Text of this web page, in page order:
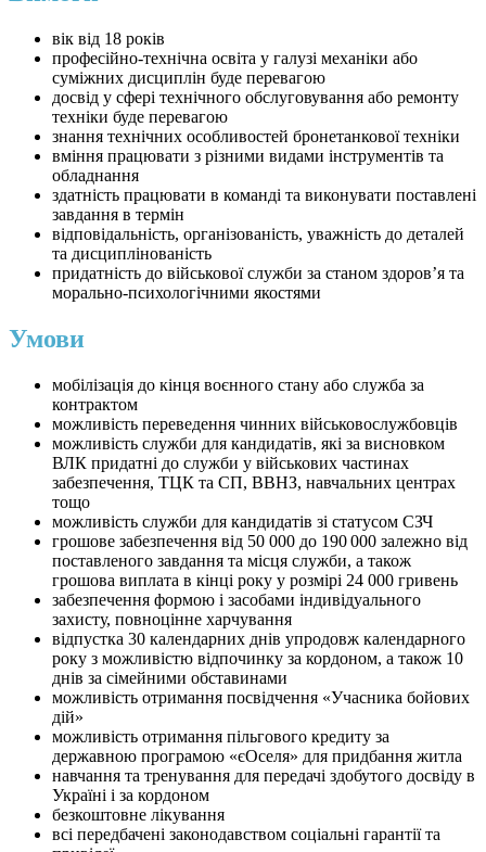
вік від 18 років
професійно-технічна освіта у галузі механіки або
суміжних дисциплін буде перевагою
досвід у сфері технічного обслуговування або ремонту
техніки буде перевагою
знання технічних особливостей бронетанкової техніки
вміння працювати з різними видами інструментів та
обладнання
здатність працювати в команді та виконувати поставлені
завдання в термін
відповідальність, організованість, уважність до деталей
та дисциплінованість
придатність до військової служби за станом здоров’я та
морально-психологічними якостями
Умови
мобілізація до кінця воєнного стану або служба за
контрактом
можливість переведення чинних військовослужбовців
можливість служби для кандидатів, які за висновком
ВЛК придатні до служби у військових частинах
забезпечення, ТЦК та СП, ВВНЗ, навчальних центрах
тощо
можливість служби для кандидатів зі статусом СЗЧ
грошове забезпечення від 50 000 до 190 000 залежно від
поставленого завдання та місця служби, а також
грошова виплата в кінці року у розмірі 24 000 гривень
забезпечення формою і засобами індивідуального
захисту, повноцінне харчування
відпустка 30 календарних днів упродовж календарного
року з можливістю відпочинку за кордоном, а також 10
днів за сімейними обставинами
можливість отримання посвідчення «Учасника бойових
дій»
можливість отримання пільгового кредиту за
державною програмою «єОселя» для придбання житла
навчання та тренування для передачі здобутого досвіду в
Україні і за кордоном
безкоштовне лікування
всі передбачені законодавством соціальні гарантії та